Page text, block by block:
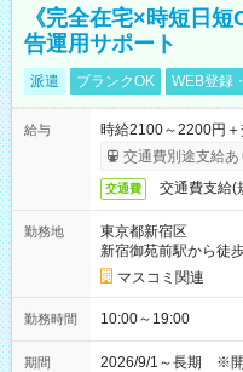
《完全在宅×時短日
告運用サポート
派遣 ブランクOK WEB登録
給与
時給2100～2200円＋
交通費別途支給あ
交通費 交通費支給(
勤務地
東京都新宿区
新宿御苑前駅から徒
マスコミ関連
勤務時間 10:00～19:00
期間 2026/9/1～長期 ※